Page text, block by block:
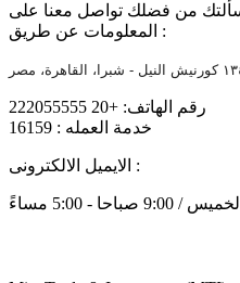
من فضلك تواصل معنا على
المعلومات عن طريق :
القاهرة، مصر
رقم الهاتف: +20 222055555
خدمة العمله : 16159
الايميل الالكترونى :
- 5:00 مساءً